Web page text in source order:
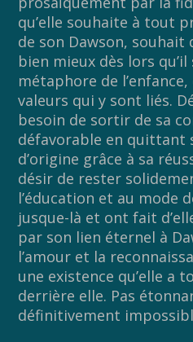
qu’elle souhaite à tout
de son Dawson, souhait
bien mieux dès lors qu’il
métaphore de
valeurs qui y sont liés.
besoin de sortir de sa
défavorable en quittant
d’origine grâce à sa
désir de rester
l’éducation et au mode
jusque-là et ont fait
par son lien éternel à
l’amour et la
une existence qu’elle a
derrière elle. Pas
définitivement